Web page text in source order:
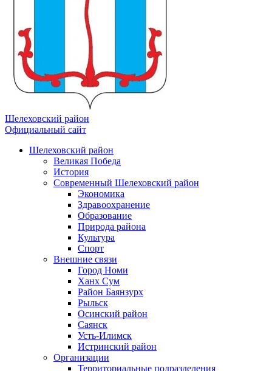
Шелеховский район
Официальный сайт
Шелеховский район
Великая Победа
История
Современный Шелеховский район
Экономика
Здравоохранение
Образование
Природа района
Культура
Спорт
Внешние связи
Город Номи
Ханх Сум
Район Баянзурх
Рыльск
Осинский район
Саянск
Усть-Илимск
Истринский район
Организации
Территориальные подразделения